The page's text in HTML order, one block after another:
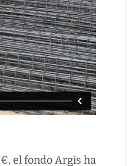
el fondo Argis ha